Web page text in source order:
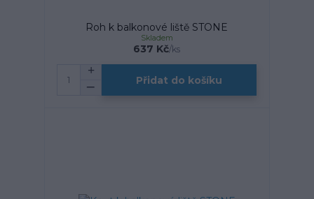
Roh k balkonové liště STONE
637 Kč/ks
Skladem
Přidat do košíku